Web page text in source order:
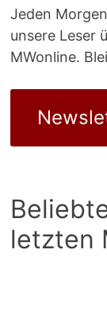
Jeden
unsere Leser
MWonline.
letzten